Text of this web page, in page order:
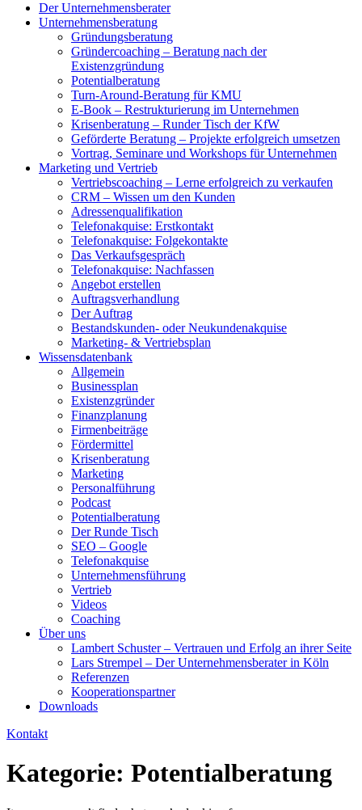
Der Unternehmensberater
Unternehmensberatung
Gründungsberatung
Gründercoaching – Beratung nach der
Existenzgründung
Potentialberatung
Turn-Around-Beratung für KMU
E-Book – Restrukturierung im Unternehmen
Krisenberatung – Runder Tisch der KfW
Geförderte Beratung – Projekte erfolgreich umsetzen
Vortrag, Seminare und Workshops für Unternehmen
Marketing und Vertrieb
Vertriebscoaching – Lerne erfolgreich zu verkaufen
CRM – Wissen um den Kunden
Adressenqualifikation
Telefonakquise: Erstkontakt
Telefonakquise: Folgekontakte
Das Verkaufsgespräch
Telefonakquise: Nachfassen
Angebot erstellen
Auftragsverhandlung
Der Auftrag
Bestandskunden- oder Neukundenakquise
Marketing- & Vertriebsplan
Wissensdatenbank
Allgemein
Businessplan
Existenzgründer
Finanzplanung
Firmenbeiträge
Fördermittel
Krisenberatung
Marketing
Personalführung
Podcast
Potentialberatung
Der Runde Tisch
SEO – Google
Telefonakquise
Unternehmensführung
Vertrieb
Videos
Coaching
Über uns
Lambert Schuster – Vertrauen und Erfolg an ihrer Seite
Lars Strempel – Der Unternehmensberater in Köln
Referenzen
Kooperationspartner
Downloads
Kontakt
Kategorie: Potentialberatung